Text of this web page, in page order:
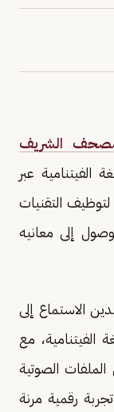
الشريف
الفيتنامية عبر
لتوظيف التقنيات
إلى معانيه
الاستماع إلى
الفيتنامية، مع
الملفات الصوتية
رقمية مرنة